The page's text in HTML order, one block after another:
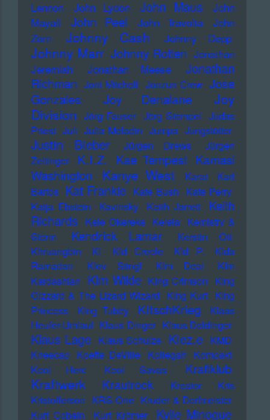
Lennon
John Lydon John Maus
John
Mayall
John Peel John Travolta
John
Zorn
Johnny Cash Johnny Depp
Johnny Marr Johnny Rotten Jonathan
Jeremiah
Jonathan Meese
Jonathan
Richman Joni Mitchell Jonzun Crew Jose
Gonzales
Joy Denalane
Joy
Division Jörg Fauser Jörg Stempel Judas
Priest Juli Julia Meladin Jumpa Jungstötter
Justin Bieber Jürgen Drews
Jürgen
Zeltinger
K.I.Z. Kae Tempest Kamasi
Washington
Kanye West Karat
Karl
Bartos Kat Frankie Kate Bush Kate Perry
Katja Ebstein
Kavinsky Keith Jarrett
Keith
Richards Kele Okereke Kelela Kemistry &
Storm
Kendrick Lamar
Kerstin Ott
Khruangbin
KI KId Creole KId P.
KIda
Ramadan
KIev Stingl KIm Deal
KIm
Kardashian KIm Wilde KIng Crimson KIng
Gizzard & The Lizard Wizard KIng Kurt KIng
Princess
KIng Tubby KItschKrieg
Klaas
Heufer-Umlauf Klaus Dinger Klaus Doldinger
Klaus Lage Klaus Schulze Klez.e KMD
Kneecap Koefte DeVille Kollegah Kompakt
Kool Herc
Kool Savas Kraftklub
Kraftwerk Krautrock Kreator
Kris
Kristofferson KRS-One Kruder & Dorfmeister
Kurt Cobain
Kurt Krömer Kylie Minogue